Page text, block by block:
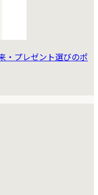
・プレゼント選びのポ